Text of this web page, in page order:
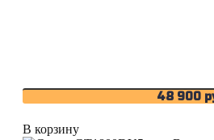
48 900
В корзину